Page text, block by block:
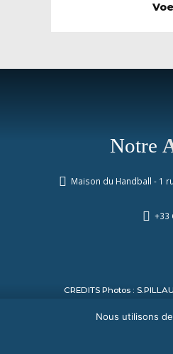
Notre
Maison du Handball - 1
+33
CREDITS Photos :
Nous utilisons